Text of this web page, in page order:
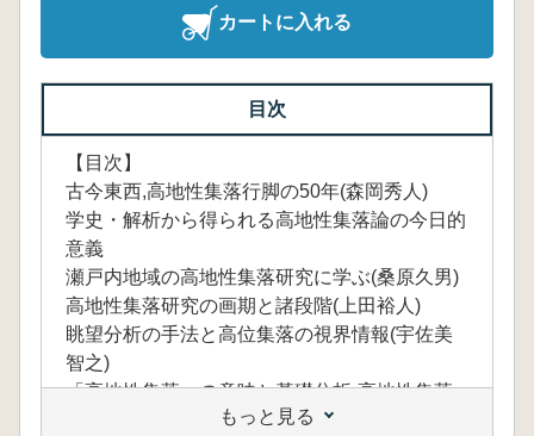
カートに入れる
目次
【目次】
古今東西,高地性集落行脚の50年(森岡秀人)
学史・解析から得られる高地性集落論の今日的
意義
瀬戸内地域の高地性集落研究に学ぶ(桑原久男)
高地性集落研究の画期と諸段階(上田裕人)
眺望分析の手法と高位集落の視界情報(宇佐美
智之)
「高地性集落」の意味と基礎分析-高地性集落
の抽出と相対化-(荒木幸治)
もっと見る